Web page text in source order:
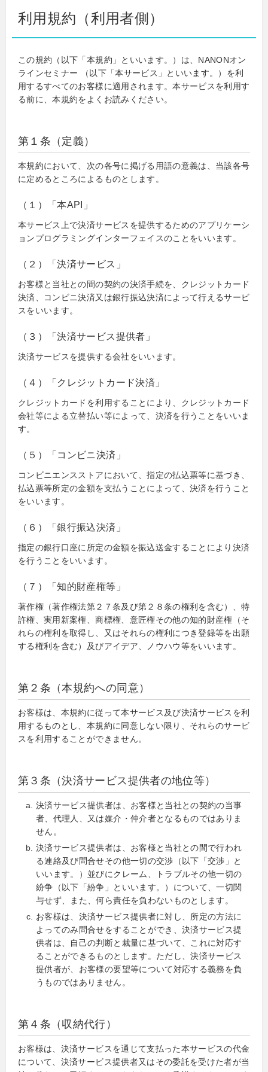
利用規約（利用者側）
この規約（以下「本規約」といいます。）は、NANONオン
ラインセミナー （以下「本サービス」といいます。）を利
用するすべてのお客様に適用されます。本サービスを利用す
る前に、本規約をよくお読みください。
第１条（定義）
本規約において、次の各号に掲げる用語の意義は、当該各号
に定めるところによるものとします。
（１）「本API」
本サービス上で決済サービスを提供するためのアプリケーシ
ョンプログラミングインターフェイスのことをいいます。
（２）「決済サービス」
お客様と当社との間の契約の決済手続を、クレジットカード
決済、コンビニ決済又は銀行振込決済によって行えるサービ
スをいいます。
（３）「決済サービス提供者」
決済サービスを提供する会社をいいます。
（４）「クレジットカード決済」
クレジットカードを利用することにより、クレジットカード
会社等による立替払い等によって、決済を行うことをいいま
す。
（５）「コンビニ決済」
コンビニエンスストアにおいて、指定の払込票等に基づき、
払込票等所定の金額を支払うことによって、決済を行うこと
をいいます。
（６）「銀行振込決済」
指定の銀行口座に所定の金額を振込送金することにより決済
を行うことをいいます。
（７）「知的財産権等」
著作権（著作権法第２７条及び第２８条の権利を含む）、特
許権、実用新案権、商標権、意匠権その他の知的財産権（そ
れらの権利を取得し、又はそれらの権利につき登録等を出願
する権利を含む）及びアイデア、ノウハウ等をいいます。
第２条（本規約への同意）
お客様は、本規約に従って本サービス及び決済サービスを利
用するものとし、本規約に同意しない限り、それらのサービ
スを利用することができません。
第３条（決済サービス提供者の地位等）
決済サービス提供者は、お客様と当社との契約の当事
者、代理人、又は媒介・仲介者となるものではありま
せん。
決済サービス提供者は、お客様と当社との間で行われ
る連絡及び問合せその他一切の交渉（以下「交渉」と
いいます。）並びにクレーム、トラブルその他一切の
紛争（以下「紛争」といいます。）について、一切関
与せず、また、何ら責任を負わないものとします。
お客様は、決済サービス提供者に対し、所定の方法に
よってのみ問合せをすることができ、決済サービス提
供者は、自己の判断と裁量に基づいて、これに対応す
ることができるものとします。ただし、決済サービス
提供者が、お客様の要望等について対応する義務を負
うものではありません。
第４条（収納代行）
お客様は、決済サービスを通じて支払った本サービスの代金
について、決済サービス提供者又はその委託を受けた者が当